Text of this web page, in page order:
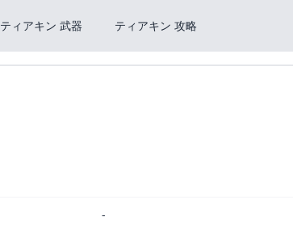
ティアキン 武器 ティアキン 攻略
-